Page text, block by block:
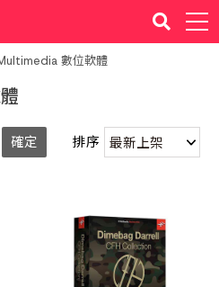
數位軟體
確定 排序